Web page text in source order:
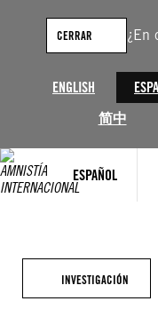
¿En
ENGLISH
简中
CERRAR
ESPAÑOL
contenido
INVESTIGACIÓN